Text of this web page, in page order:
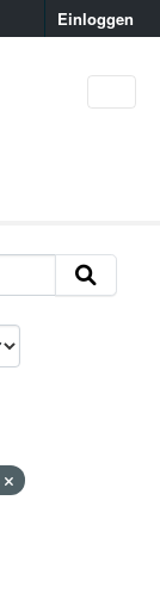
Einloggen